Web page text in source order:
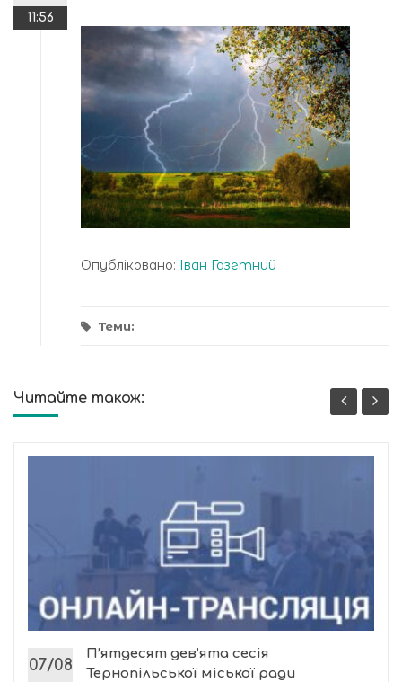
11:56
Опубліковано: Іван Газетний
Теми:
Читайте також:
07/08
П’ятдесят дев’ята сесія
Тернопільської міської ради